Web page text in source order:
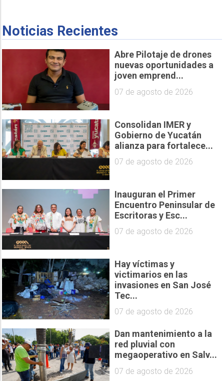
Noticias Recientes
Abre Pilotaje de drones
nuevas oportunidades a
joven emprend...
07 de agosto de 2026
Consolidan IMER y
Gobierno de Yucatán
alianza para fortalece...
07 de agosto de 2026
Inauguran el Primer
Encuentro Peninsular de
Escritoras y Esc...
07 de agosto de 2026
Hay víctimas y
victimarios en las
invasiones en San José
Tec...
07 de agosto de 2026
Dan mantenimiento a la
red pluvial con
megaoperativo en Salv...
07 de agosto de 2026